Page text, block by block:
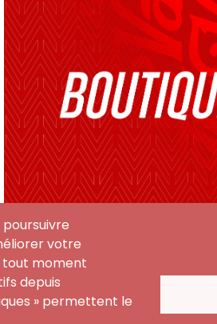
votre
tout moment
depuis
» permettent le